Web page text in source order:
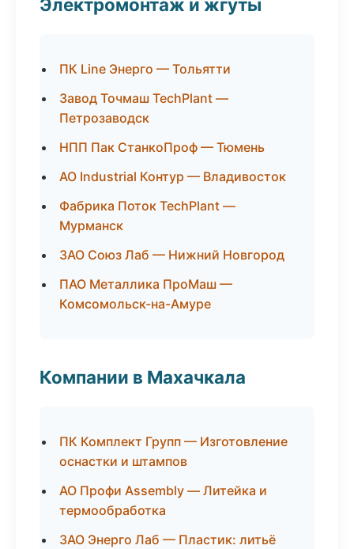
Электромонтаж и жгуты
ПК Line Энерго — Тольятти
Завод Точмаш TechPlant —
Петрозаводск
НПП Пак СтанкоПроф — Тюмень
АО Industrial Контур — Владивосток
Фабрика Поток TechPlant —
Мурманск
ЗАО Союз Лаб — Нижний Новгород
ПАО Металлика ПроМаш —
Комсомольск-на-Амуре
Компании в Махачкала
ПК Комплект Групп — Изготовление
оснастки и штампов
АО Профи Assembly — Литейка и
термообработка
ЗАО Энерго Лаб — Пластик: литьё